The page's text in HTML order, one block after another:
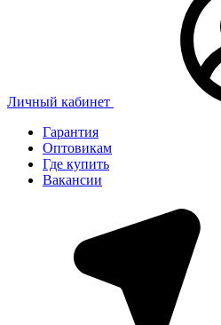
Личный кабинет
Гарантия
Оптовикам
Где купить
Вакансии